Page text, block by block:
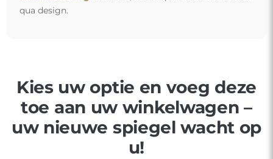
qua design.
Kies uw optie en voeg deze
toe aan uw winkelwagen –
uw nieuwe spiegel wacht op
u!